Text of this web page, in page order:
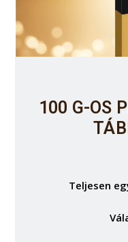
100 G-OS
Teljesen